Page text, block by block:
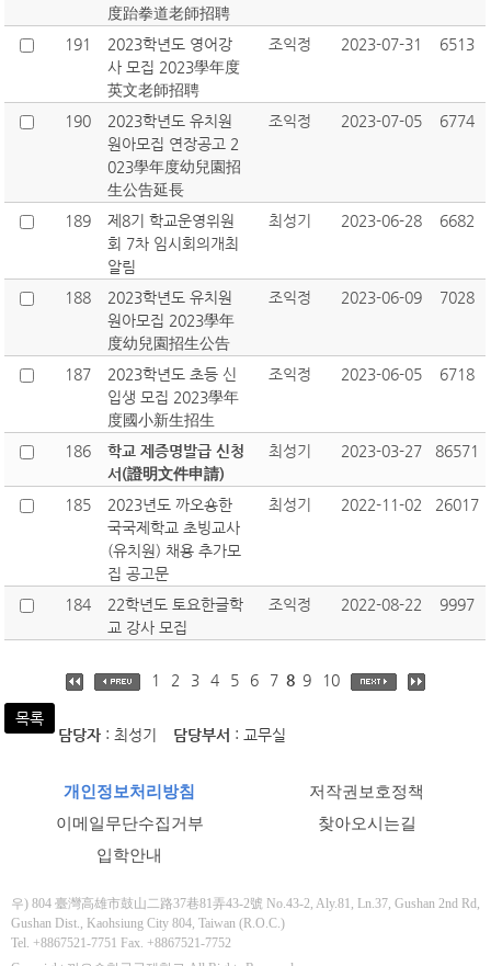
度跆拳道老師招聘
191
2023학년도 영어강
사 모집 2023學年度
英文老師招聘
조익정 2023-07-31 6513
190
2023학년도 유치원
원아모집 연장공고 2
023學年度幼兒園招
生公告延長
조익정 2023-07-05 6774
189
제8기 학교운영위원
회 7차 임시회의개최
알림
최성기 2023-06-28 6682
188
2023학년도 유치원
원아모집 2023學年
度幼兒園招生公告
조익정 2023-06-09 7028
187
2023학년도 초등 신
입생 모집 2023學年
度國小新生招生
조익정 2023-06-05 6718
186
학교 제증명발급 신청
서(證明文件申請)
최성기 2023-03-27 86571
185
2023년도 까오숑한
국국제학교 초빙교사
(유치원) 채용 추가모
집 공고문
최성기 2022-11-02 26017
184
22학년도 토요한글학
교 강사 모집
조익정 2022-08-22 9997
1 2 3 4 5 6 7 8 9 10
목록
담당자 : 최성기 담당부서 : 교무실
개인정보처리방침
저작권보호정책
이메일무단수집거부
찾아오시는길
입학안내
우) 804 臺灣高雄市鼓山二路37巷81弄43-2號 No.43-2, Aly.81, Ln.37, Gushan 2nd Rd,
Gushan Dist., Kaohsiung City 804, Taiwan (R.O.C.)
Tel. +8867521-7751 Fax. +8867521-7752